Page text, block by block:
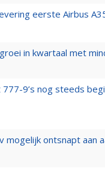
eerste Airbus
in kwartaal met
9’s nog steeds
mogelijk ontsnapt aan